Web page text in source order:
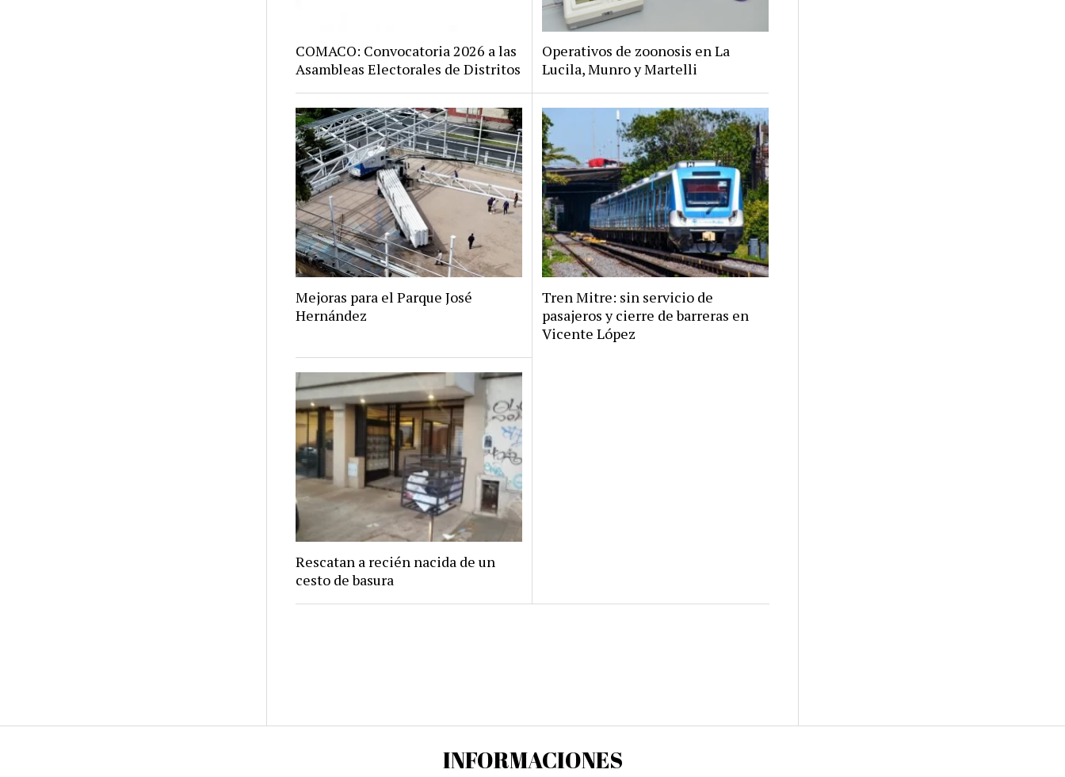
COMACO: Convocatoria 2026 a las
Asambleas Electorales de Distritos
Operativos de zoonosis en La
Lucila, Munro y Martelli
Mejoras para el Parque José
Hernández
Tren Mitre: sin servicio de
pasajeros y cierre de barreras en
Vicente López
Rescatan a recién nacida de un
cesto de basura
INFORMACIONES